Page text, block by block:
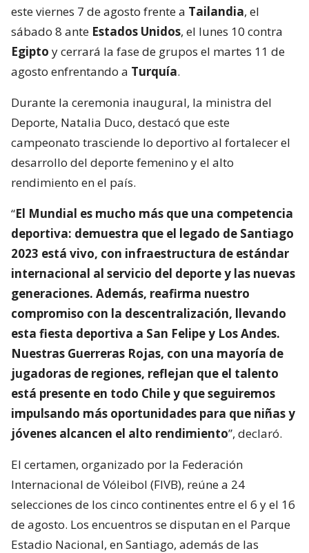
este viernes 7 de agosto frente a Tailandia, el
sábado 8 ante Estados Unidos, el lunes 10 contra
Egipto y cerrará la fase de grupos el martes 11 de
agosto enfrentando a Turquía.
Durante la ceremonia inaugural, la ministra del
Deporte, Natalia Duco, destacó que este
campeonato trasciende lo deportivo al fortalecer el
desarrollo del deporte femenino y el alto
rendimiento en el país.
“El Mundial es mucho más que una competencia
deportiva: demuestra que el legado de Santiago
2023 está vivo, con infraestructura de estándar
internacional al servicio del deporte y las nuevas
generaciones. Además, reafirma nuestro
compromiso con la descentralización, llevando
esta fiesta deportiva a San Felipe y Los Andes.
Nuestras Guerreras Rojas, con una mayoría de
jugadoras de regiones, reflejan que el talento
está presente en todo Chile y que seguiremos
impulsando más oportunidades para que niñas y
jóvenes alcancen el alto rendimiento”, declaró.
El certamen, organizado por la Federación
Internacional de Vóleibol (FIVB), reúne a 24
selecciones de los cinco continentes entre el 6 y el 16
de agosto. Los encuentros se disputan en el Parque
Estadio Nacional, en Santiago, además de las